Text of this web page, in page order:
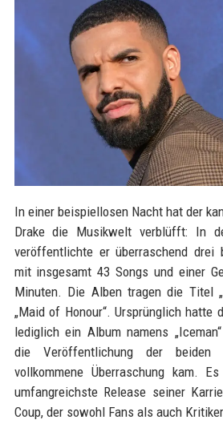
In einer beispiellosen Nacht hat der
Drake die Musikwelt verblüfft: In
veröffentlichte er überraschend drei
mit insgesamt 43 Songs und einer
Minuten. Die Alben tragen die Titel
„Maid of Honour“. Ursprünglich hatte
lediglich ein Album namens
die Veröffentlichung der beiden
vollkommene Überraschung kam.
umfangreichste Release seiner
Coup, der sowohl Fans als auch